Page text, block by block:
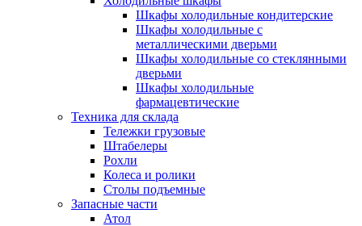
Шкафы холодильные кондитерские
Шкафы холодильные с
металлическими дверьми
Шкафы холодильные со стеклянными
дверьми
Шкафы холодильные
фармацевтические
Техника для склада
Тележки грузовые
Штабелеры
Рохли
Колеса и ролики
Столы подъемные
Запасные части
Атол